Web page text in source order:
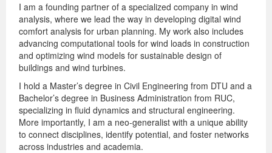
I am a founding partner of a specialized company in wind
analysis, where we lead the way in developing digital wind
comfort analysis for urban planning. My work also includes
advancing computational tools for wind loads in construction
and optimizing wind models for sustainable design of
buildings and wind turbines.
I hold a Master’s degree in Civil Engineering from DTU and a
Bachelor’s degree in Business Administration from RUC,
specializing in fluid dynamics and structural engineering.
More importantly, I am a neo-generalist with a unique ability
to connect disciplines, identify potential, and foster networks
across industries and academia.